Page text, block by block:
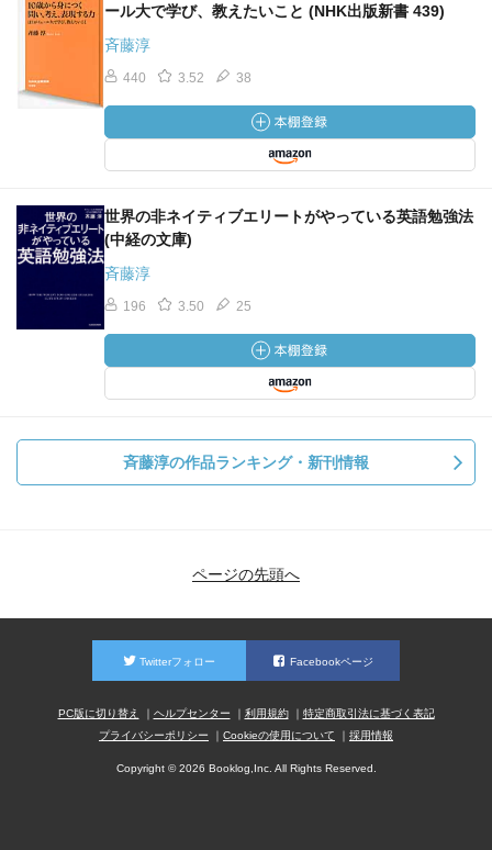
ール大で学び、教えたいこと (NHK出版新書 439)
斉藤淳
440 3.52 38
世界の非ネイティブエリートがやっている英語勉強法
(中経の文庫)
斉藤淳
196 3.50 25
斉藤淳の作品ランキング・新刊情報
ページの先頭へ
Twitterフォロー Facebookページ
PC版に切り替え ヘルプセンター 利用規約
特定商取引法に基づく表記
プライバシーポリシー
Cookieの使用について 採用情報
Copyright © 2026 Booklog,Inc. All Rights Reserved.